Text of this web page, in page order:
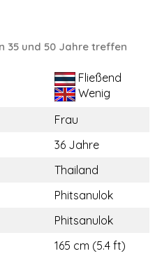
35 und 50 Jahre treffen
Fließend
Wenig
Frau
36 Jahre
Thailand
Phitsanulok
Phitsanulok
165 cm (5.4 ft)